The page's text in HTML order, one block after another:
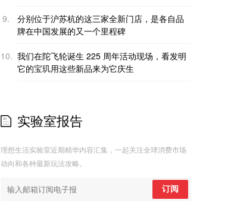
9.
分别位于沪苏杭的这三家全新门店，是各自品
牌在中国发展的又一个里程碑
10. 我们在陀飞轮诞生 225 周年活动现场，看发明
它的宝玑用这些新品来为它庆生
实验室报告
理想生活实验室近期精华内容汇集，一起关注全球消费市场
动向和各种最新玩法攻略。